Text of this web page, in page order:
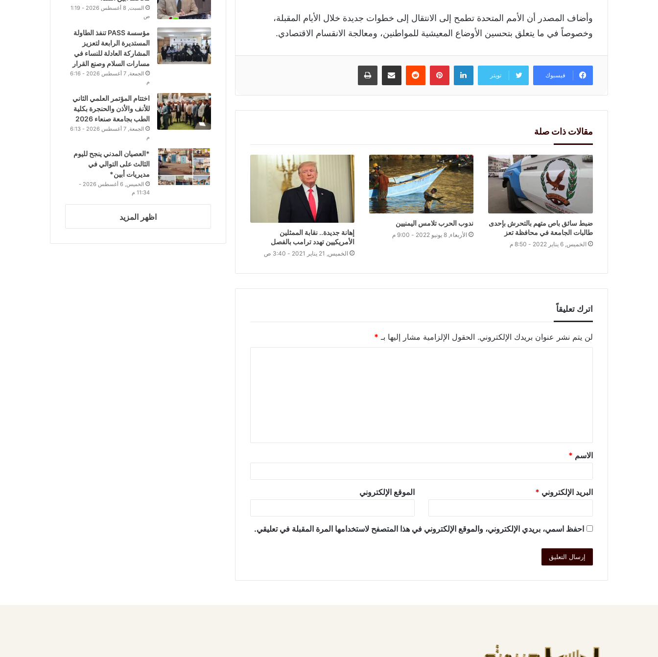
وأضاف المصدر أن الأمم المتحدة تطمح إلى الانتقال إلى خطوات جديدة خلال الأيام المقبلة،
وخصوصاً في ما يتعلق بتحسين الأوضاع المعيشية للمواطنين، ومعالجة الانقسام الاقتصادي.
فيسبوك تويتر
لينكدإنبينتيريست
‏Reddit مشاركة عبر البريد طباعة
مقالات ذات صلة
ضبط سائق باص متهم بالتحرش بإحدى
طالبات الجامعة في محافظة تعز
الخميس, 6 يناير 2022 - 8:50 م
ندوب الحرب تلامس اليمنيين
الأربعاء, 8 يونيو 2022 - 9:00 م
إهانة جديدة.. نقابة الممثلين
الأمريكيين تهدد ترامب بالفصل
الخميس, 21 يناير 2021 - 3:40 ص
اترك تعليقاً
لن يتم نشر عنوان بريدك الإلكتروني. الحقول الإلزامية مشار إليها بـ *
الاسم *
البريد الإلكتروني * الموقع الإلكتروني
احفظ اسمي، بريدي الإلكتروني، والموقع الإلكتروني في هذا المتصفح لاستخدامها المرة المقبلة في تعليقي.
السبت, 8 أغسطس 2026 - 1:19
ص
مؤسسة PASS تنفذ الطاولة
المستديرة الرابعة لتعزيز
المشاركة العادلة للنساء في
مسارات السلام وصنع القرار
الجمعة, 7 أغسطس 2026 - 6:16
م
اختتام المؤتمر العلمي الثاني
للأنف والأذن والحنجرة بكلية
الطب بجامعة صنعاء 2026
الجمعة, 7 أغسطس 2026 - 6:13
م
*العصيان المدني ينجح لليوم
الثالث على التوالي في
مديريات أبين*
الخميس, 6 أغسطس 2026 -
11:34 م
اظهر المزيد